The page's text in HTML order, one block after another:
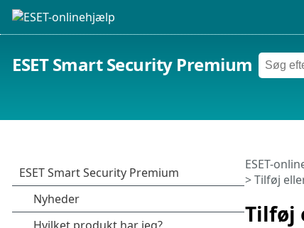
ESET Smart Security Premium
Tilføj
ESET-
> Tilføj